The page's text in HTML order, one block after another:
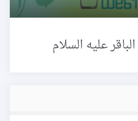
عليه السلام